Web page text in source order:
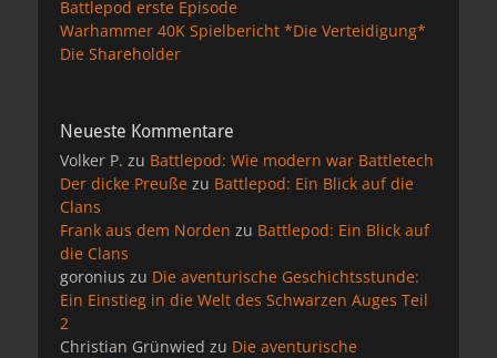
Battlepod erste Episode
Warhammer 40K Spielbericht *Die Verteidigung*
Die Shareholder
Neueste Kommentare
Volker P. zu Battlepod: Wie modern war Battletech
Der dicke Preuße zu Battlepod: Ein Blick auf die
Clans
Frank aus dem Norden zu Battlepod: Ein Blick auf
die Clans
goronius zu Die aventurische Geschichtsstunde:
Ein Einstieg in die Welt des Schwarzen Auges Teil
2
Christian Grünwied zu Die aventurische